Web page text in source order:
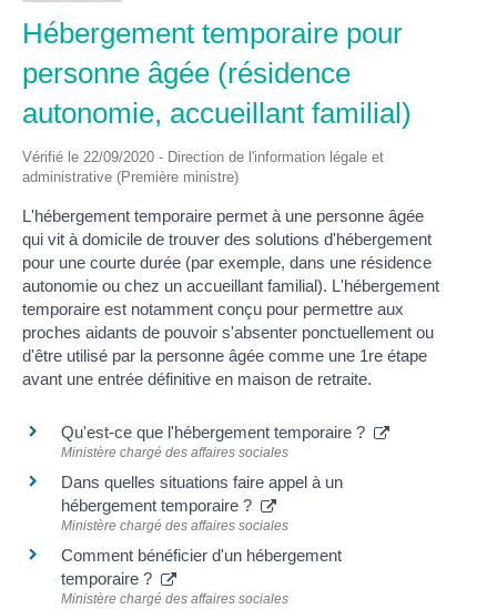
Hébergement temporaire pour
personne âgée (résidence
autonomie, accueillant familial)
Vérifié le 22/09/2020 - Direction de l'information légale et
administrative (Première ministre)
L'hébergement temporaire permet à une personne âgée
qui vit à domicile de trouver des solutions d'hébergement
pour une courte durée (par exemple, dans une résidence
autonomie ou chez un accueillant familial). L'hébergement
temporaire est notamment conçu pour permettre aux
proches aidants de pouvoir s'absenter ponctuellement ou
d'être utilisé par la personne âgée comme une 1re étape
avant une entrée définitive en maison de retraite.
Qu'est-ce que l'hébergement temporaire ?
Ministère chargé des affaires sociales
Dans quelles situations faire appel à un
hébergement temporaire ?
Ministère chargé des affaires sociales
Comment bénéficier d'un hébergement
temporaire ?
Ministère chargé des affaires sociales